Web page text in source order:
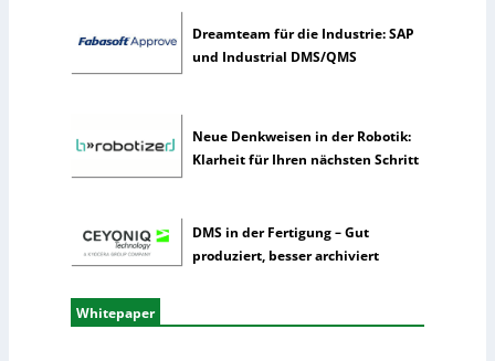
e
l
g
Dreamteam für die Industrie: SAP
und Industrial DMS/QMS
Neue Denkweisen in der Robotik:
Klarheit für Ihren nächsten Schritt
DMS in der Fertigung – Gut
produziert, besser archiviert
Whitepaper